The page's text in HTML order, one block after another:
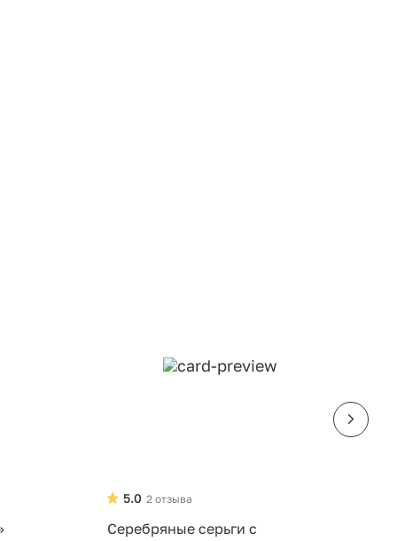
2 отзыва
5.0
Серебряные серьги с